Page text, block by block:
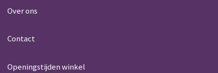
t
p
Over ons
Contact
Openingstijden winkel